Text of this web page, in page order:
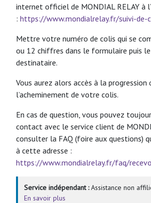
internet officiel de MONDIAL RELAY à
: https://www.mondialrelay.fr/suivi-de-
Mettre votre numéro de colis qui se
ou 12 chiffres dans le formulaire puis
destinataire.
Vous aurez alors accès à la progression
l’acheminement de votre colis.
En cas de question, vous pouvez
contact avec le service client de
consulter la FAQ (foire aux questions)
à cette adresse :
https://www.mondialrelay.fr/faq/
Service indépendant :Assistance non
En savoir plus